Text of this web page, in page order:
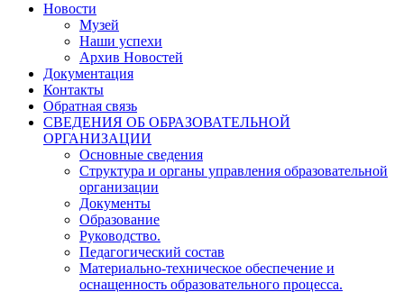
Новости
Музей
Наши успехи
Архив Новостей
Документация
Контакты
Обратная связь
СВЕДЕНИЯ ОБ ОБРАЗОВАТЕЛЬНОЙ
ОРГАНИЗАЦИИ
Основные сведения
Структура и органы управления образовательной
организации
Документы
Образование
Руководство.
Педагогический состав
Материально-техническое обеспечение и
оснащенность образовательного процесса.